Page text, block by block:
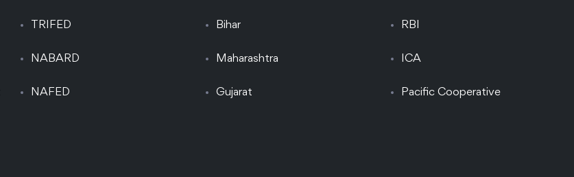
TRIFED
NABARD
NAFED
Bihar
Maharashtra
Gujarat
RBI
ICA
Pacific Cooperative